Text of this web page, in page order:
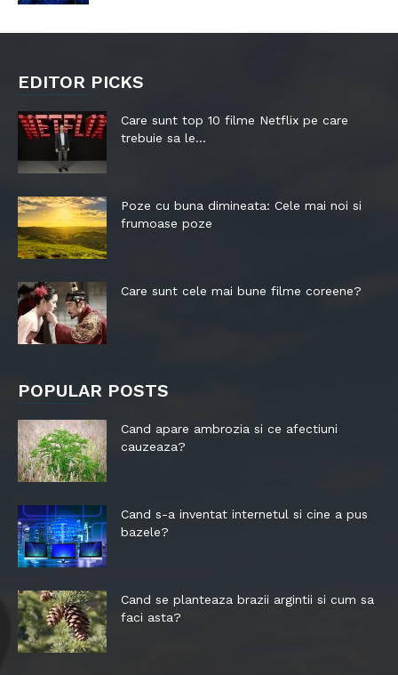
EDITOR PICKS
Care sunt top 10 filme Netflix pe care
trebuie sa le...
Poze cu buna dimineata: Cele mai noi si
frumoase poze
Care sunt cele mai bune filme coreene?
POPULAR POSTS
Cand apare ambrozia si ce afectiuni
cauzeaza?
Cand s-a inventat internetul si cine a pus
bazele?
Cand se planteaza brazii argintii si cum sa
faci asta?